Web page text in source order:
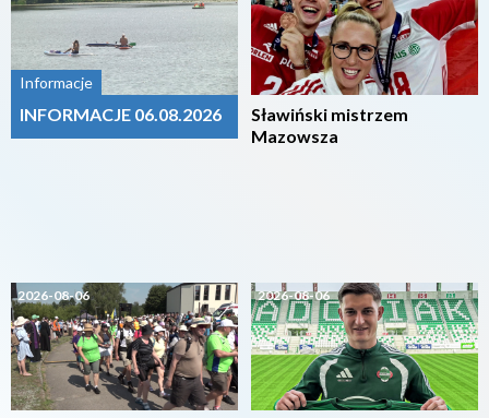
Informacje
INFORMACJE 06.08.2026
2026-08-06
Sławiński mistrzem
Mazowsza
2026-08-06